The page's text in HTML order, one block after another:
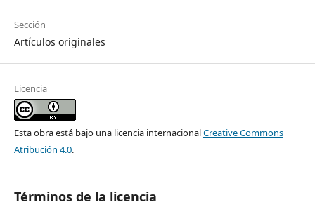
Sección
Artículos originales
Licencia
Esta obra está bajo una licencia internacionalCreative Commons
Atribución 4.0.
Términos de la licencia